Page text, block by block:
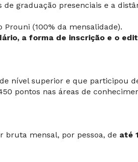
de graduação presenciais e a
Prouni (100% da mensalidade).
a forma de inscrição e o
nível superior e que participou
pontos nas áreas de
bruta mensal, por pessoa, de até